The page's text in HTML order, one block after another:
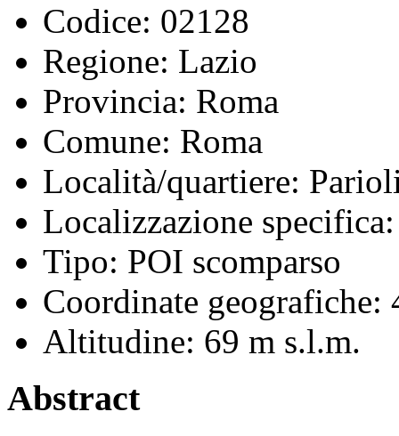
Codice: 02128
Regione: Lazio
Provincia: Roma
Comune: Roma
Località/quartiere:
Localizzazione specifica:
Tipo: POI scomparso
Coordinate geografiche:
Altitudine: 69 m s.l.m.
Abstract